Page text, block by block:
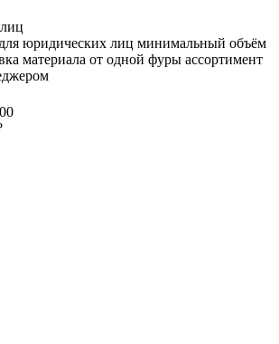
для юридических лиц минимальный объём
материала от одной фуры ассортимент